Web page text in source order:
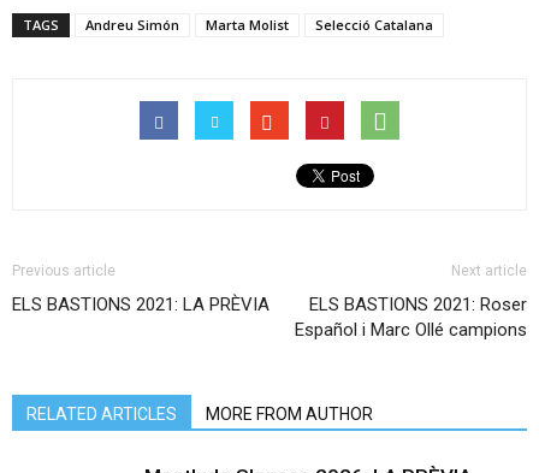
TAGS Andreu Simón Marta Molist Selecció Catalana
Previous article
ELS BASTIONS 2021: LA PRÈVIA
Next article
ELS BASTIONS 2021: Roser
Español i Marc Ollé campions
RELATED ARTICLES MORE FROM AUTHOR